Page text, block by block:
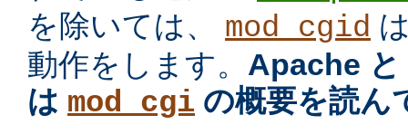
を除いては、 mod_cgid
動作をします。 Apache と
は mod_cgi の概要を読ん